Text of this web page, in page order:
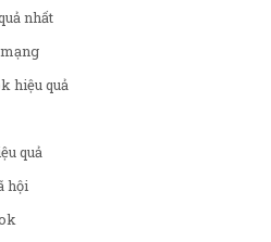
nhất
hiệu quả
quả
hội